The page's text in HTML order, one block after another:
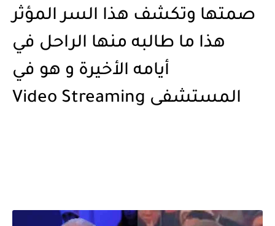
صمتها وتكشف هذا السر المؤثر
هذا ما طالبه منها الراحل في
أيامه الأخيرة و هو في
المستشفى Video Streaming